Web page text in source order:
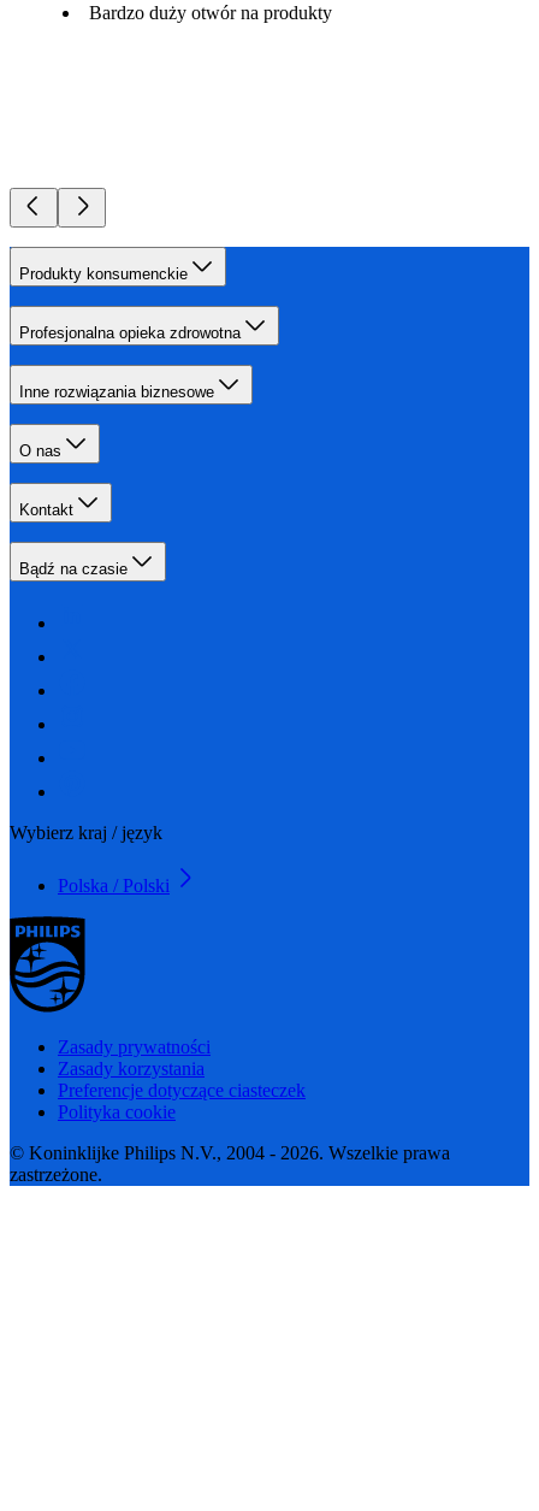
Bardzo duży otwór na produkty
Produkty konsumenckie
Profesjonalna opieka zdrowotna
Inne rozwiązania biznesowe
O nas
Kontakt
Bądź na czasie
Wybierz kraj / język
Polska / Polski
Zasady prywatności
Zasady korzystania
Preferencje dotyczące ciasteczek
Polityka cookie
© Koninklijke Philips N.V., 2004 - 2026. Wszelkie prawa
zastrzeżone.